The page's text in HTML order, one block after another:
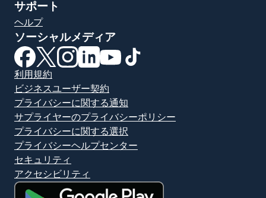
サポート
ヘルプ
ソーシャルメディア
（別ウィンドウで開きます）
（別ウィンドウで開きます）
（別ウィンドウで開きます）
（別ウィンドウで開きます）
（別ウィンドウで開きます）
利用規約
ビジネスユーザー契約
プライバシーに関する通知
サプライヤーのプライバシーポリシー
プライバシーに関する選択
プライバシーヘルプセンター
セキュリティ
アクセシビリティ